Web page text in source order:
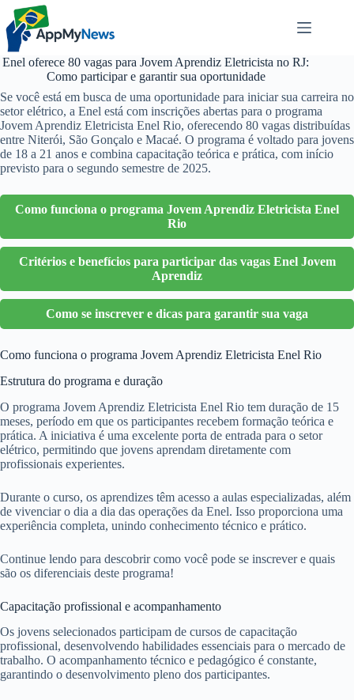
Pular
para
conteúdo
Enel oferece 80 vagas para Jovem Aprendiz Eletricista no RJ:
Como participar e garantir sua oportunidade
Se você está em busca de uma oportunidade para iniciar sua carreira no
setor elétrico, a Enel está com inscrições abertas para o programa
Jovem Aprendiz Eletricista Enel Rio, oferecendo 80 vagas distribuídas
entre Niterói, São Gonçalo e Macaé. O programa é voltado para jovens
de 18 a 21 anos e combina capacitação teórica e prática, com início
previsto para o segundo semestre de 2025.
Como funciona o programa Jovem Aprendiz Eletricista Enel
Rio
Critérios e benefícios para participar das vagas Enel Jovem
Aprendiz
Como se inscrever e dicas para garantir sua vaga
Como funciona o programa Jovem Aprendiz Eletricista Enel Rio
Estrutura do programa e duração
O programa Jovem Aprendiz Eletricista Enel Rio tem duração de 15
meses, período em que os participantes recebem formação teórica e
prática. A iniciativa é uma excelente porta de entrada para o setor
elétrico, permitindo que jovens aprendam diretamente com
profissionais experientes.
Durante o curso, os aprendizes têm acesso a aulas especializadas, além
de vivenciar o dia a dia das operações da Enel. Isso proporciona uma
experiência completa, unindo conhecimento técnico e prático.
Continue lendo para descobrir como você pode se inscrever e quais
são os diferenciais deste programa!
Capacitação profissional e acompanhamento
Os jovens selecionados participam de cursos de capacitação
profissional, desenvolvendo habilidades essenciais para o mercado de
trabalho. O acompanhamento técnico e pedagógico é constante,
garantindo o desenvolvimento pleno dos participantes.